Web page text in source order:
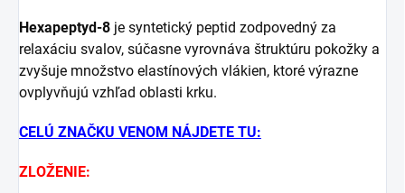
Hexapeptyd-8 je syntetický peptid zodpovedný za
relaxáciu svalov, súčasne vyrovnáva štruktúru pokožky a
zvyšuje množstvo elastínových vlákien, ktoré výrazne
ovplyvňujú vzhľad oblasti krku.
CELÚ ZNAČKU VENOM NÁJDETE TU:
ZLOŽENIE: